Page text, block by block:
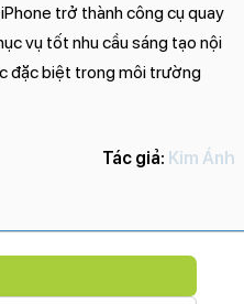
trở thành công cụ quay
vụ tốt nhu cầu sáng tạo nội
đặc biệt trong môi trường
Tác giả: Kim Ánh